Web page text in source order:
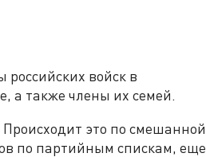
войск в
а также члены их семей.
это по смешанной
по партийным спискам, еще